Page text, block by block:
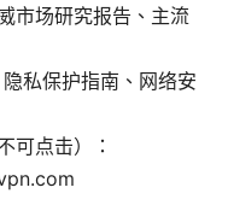
市场研究报告、主流
私保护指南、网络安
可点击）：